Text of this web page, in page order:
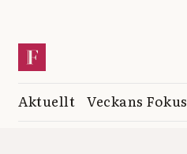
Aktuellt Veckans Fokus